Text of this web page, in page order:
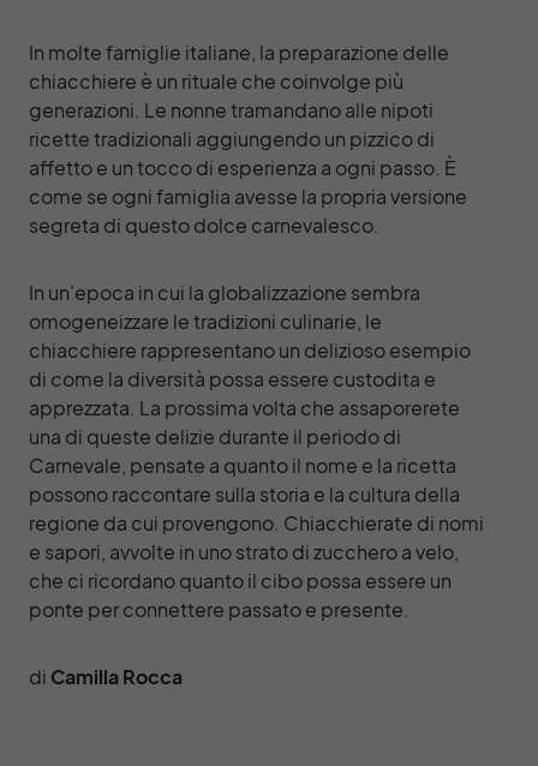
In molte famiglie italiane, la preparazione delle
chiacchiere è un rituale che coinvolge più
generazioni. Le nonne tramandano alle nipoti
ricette tradizionali aggiungendo un pizzico di
affetto e un tocco di esperienza a ogni passo. È
come se ogni famiglia avesse la propria versione
segreta di questo dolce carnevalesco.
In un’epoca in cui la globalizzazione sembra
omogeneizzare le tradizioni culinarie, le
chiacchiere rappresentano un delizioso esempio
di come la diversità possa essere custodita e
apprezzata. La prossima volta che assaporerete
una di queste delizie durante il periodo di
Carnevale, pensate a quanto il nome e la ricetta
possono raccontare sulla storia e la cultura della
regione da cui provengono. Chiacchierate di nomi
e sapori, avvolte in uno strato di zucchero a velo,
che ci ricordano quanto il cibo possa essere un
ponte per connettere passato e presente.
di Camilla Rocca